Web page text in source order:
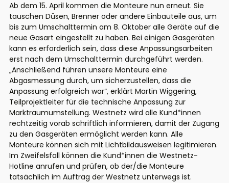
Ab dem 15. April kommen die Monteure nun erneut. Sie
tauschen Düsen, Brenner oder andere Einbauteile aus, um
bis zum Umschalttermin am 8. Oktober alle Geräte auf die
neue Gasart eingestellt zu haben. Bei einigen Gasgeräten
kann es erforderlich sein, dass diese Anpassungsarbeiten
erst nach dem Umschalttermin durchgeführt werden.
„Anschließend führen unsere Monteure eine
Abgasmessung durch, um sicherzustellen, dass die
Anpassung erfolgreich war“, erklärt Martin Wiggering,
Teilprojektleiter für die technische Anpassung zur
Marktraumumstellung. Westnetz wird alle Kund*innen
rechtzeitig vorab schriftlich informieren, damit der Zugang
zu den Gasgeräten ermöglicht werden kann. Alle
Monteure können sich mit Lichtbildausweisen legitimieren.
Im Zweifelsfall können die Kund*innen die Westnetz-
Hotline anrufen und prüfen, ob der/die Monteure
tatsächlich im Auftrag der Westnetz unterwegs ist.